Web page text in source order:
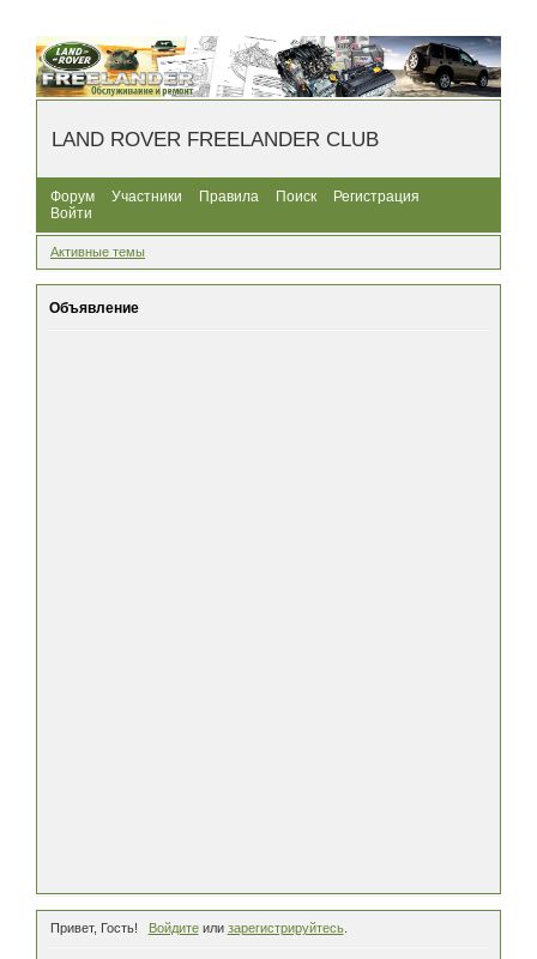
LAND ROVER FREELANDER CLUB
Форум Участники Правила Поиск
Регистрация
Войти
Активные темы
Объявление
Привет, Гость! Войдитеили зарегистрируйтесь.